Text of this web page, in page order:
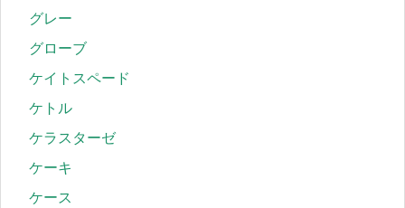
グレー
グローブ
ケイトスペード
ケトル
ケラスターゼ
ケーキ
ケース